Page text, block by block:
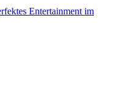
Entertainment im